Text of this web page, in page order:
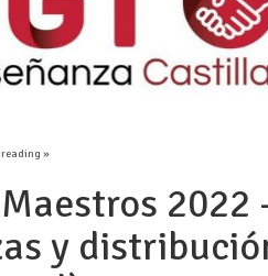
reading »
2022
y